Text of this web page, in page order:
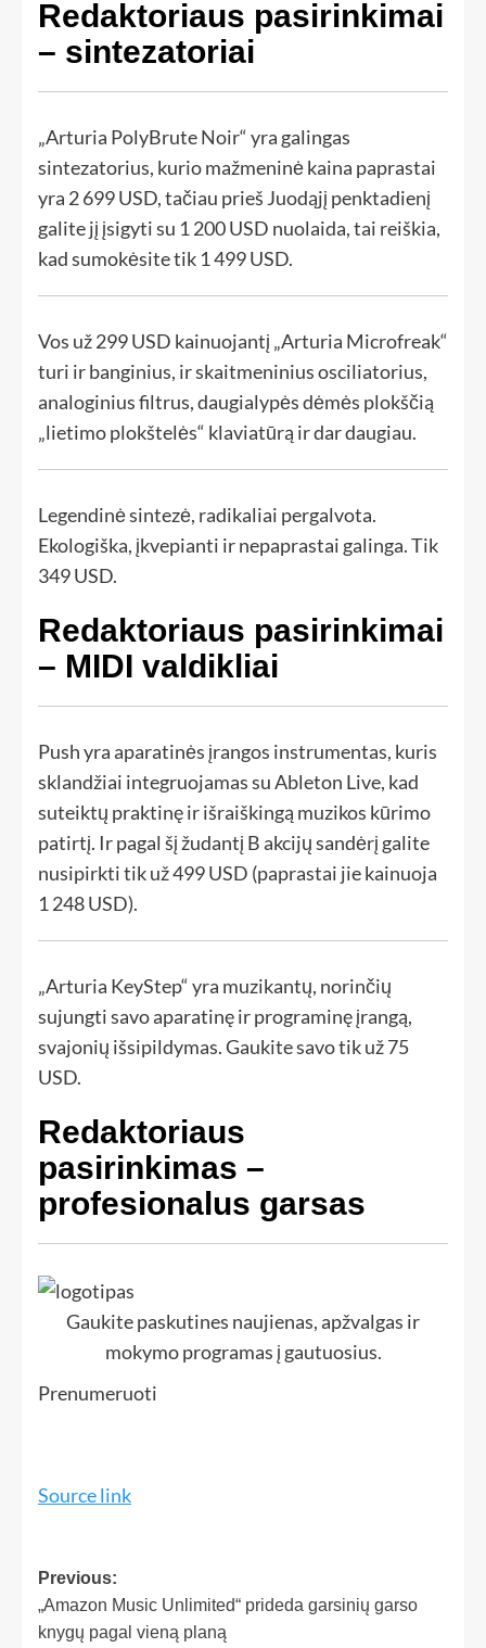
Redaktoriaus pasirinkimai
– sintezatoriai
„Arturia PolyBrute Noir“ yra galingas
sintezatorius, kurio mažmeninė kaina paprastai
yra 2 699 USD, tačiau prieš Juodąjį penktadienį
galite jį įsigyti su 1 200 USD nuolaida, tai reiškia,
kad sumokėsite tik 1 499 USD.
Vos už 299 USD kainuojantį „Arturia Microfreak“
turi ir banginius, ir skaitmeninius osciliatorius,
analoginius filtrus, daugialypės dėmės plokščią
„lietimo plokštelės“ klaviatūrą ir dar daugiau.
Legendinė sintezė, radikaliai pergalvota.
Ekologiška, įkvepianti ir nepaprastai galinga. Tik
349 USD.
Redaktoriaus pasirinkimai
– MIDI valdikliai
Push yra aparatinės įrangos instrumentas, kuris
sklandžiai integruojamas su Ableton Live, kad
suteiktų praktinę ir išraiškingą muzikos kūrimo
patirtį. Ir pagal šį žudantį B akcijų sandėrį galite
nusipirkti tik už 499 USD (paprastai jie kainuoja
1 248 USD).
„Arturia KeyStep“ yra muzikantų, norinčių
sujungti savo aparatinę ir programinę įrangą,
svajonių išsipildymas. Gaukite savo tik už 75
USD.
Redaktoriaus
pasirinkimas –
profesionalus garsas
Gaukite paskutines naujienas, apžvalgas ir
mokymo programas į gautuosius.
Prenumeruoti
Source link
Previous:
„Amazon Music Unlimited“ prideda garsinių garso
knygų pagal vieną planą